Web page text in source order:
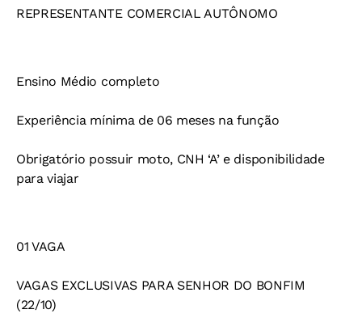
REPRESENTANTE COMERCIAL AUTÔNOMO
Ensino Médio completo
Experiência mínima de 06 meses na função
Obrigatório possuir moto, CNH ‘A’ e disponibilidade
para viajar
01 VAGA
VAGAS EXCLUSIVAS PARA SENHOR DO BONFIM
(22/10)